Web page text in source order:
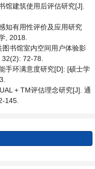
馆建筑使用后评估研究[J].
知有用性评价及应用研究
, 2018.
书馆室内空间用户体验影
72-78.
手环满意度研究[D]: [硕士学
+ TM评估理念研究[J]. 通
145.